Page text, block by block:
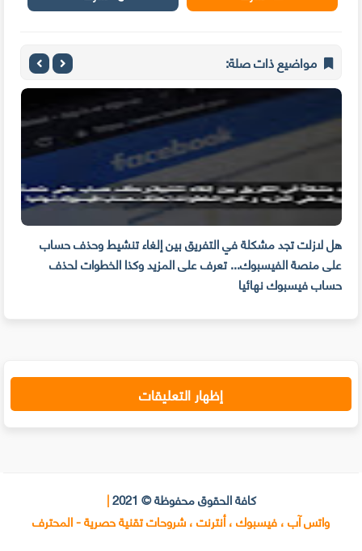
مواضيع ذات صلة:
هل لازلت تجد مشكلة في التفريق بين إلغاء تنشيط وحذف حساب
على منصة الفيسبوك... تعرف على المزيد وكذا الخطوات لحذف
حساب فيسبوك نهائيا
إظهار التعليقات
كافة الحقوق محفوظة © 2021 |
واتس آب ، فيسبوك ، أنترنت ، شروحات تقنية حصرية - المحترف